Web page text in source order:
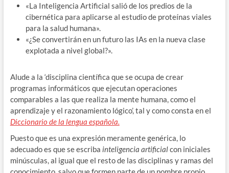
«La Inteligencia Artificial salió de los predios de la
cibernética para aplicarse al estudio de proteínas viales
para la salud humana».
«¿Se convertirán en un futuro las IAs en la nueva clase
explotada a nivel global?».
Alude a la ‘disciplina científica que se ocupa de crear
programas informáticos que ejecutan operaciones
comparables a las que realiza la mente humana, como el
aprendizaje y el razonamiento lógico’, tal y como consta en el
Diccionario de la lengua española.
Puesto que es una expresión meramente genérica, lo
adecuado es que se escriba inteligencia artificialcon iniciales
minúsculas, al igual que el resto de las disciplinas y ramas del